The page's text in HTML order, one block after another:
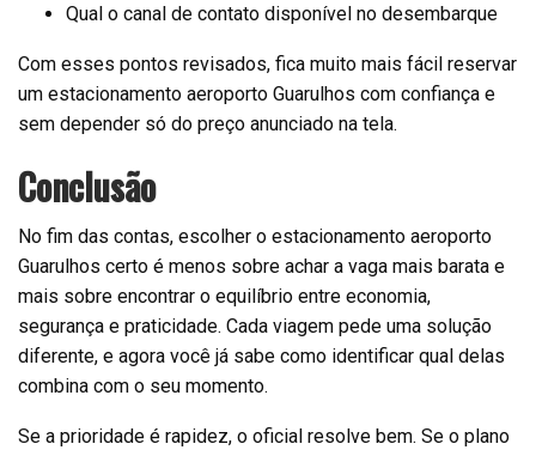
Qual o canal de contato disponível no desembarque
Com esses pontos revisados, fica muito mais fácil reservar
um estacionamento aeroporto Guarulhos com confiança e
sem depender só do preço anunciado na tela.
Conclusão
No fim das contas, escolher o estacionamento aeroporto
Guarulhos certo é menos sobre achar a vaga mais barata e
mais sobre encontrar o equilíbrio entre economia,
segurança e praticidade. Cada viagem pede uma solução
diferente, e agora você já sabe como identificar qual delas
combina com o seu momento.
Se a prioridade é rapidez, o oficial resolve bem. Se o plano